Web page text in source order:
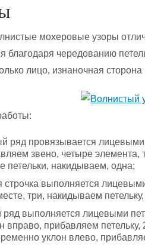
мохеровые узоры
благодаря чередованию
лицо, изнаночная сторона
ряд провязывается
звено, четыре элемента,
петельки, накидываем, одна;
строчка выполняется
три, накидываем
ряд выполняется лицевыми
вправо, прибавляем
уклон влево,